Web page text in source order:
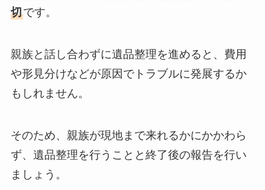
切です。
親族と話し合わずに遺品整理を進めると、費用
や形見分けなどが原因でトラブルに発展するか
もしれません。
そのため、親族が現地まで来れるかにかかわら
ず、遺品整理を行うことと終了後の報告を行い
ましょう。